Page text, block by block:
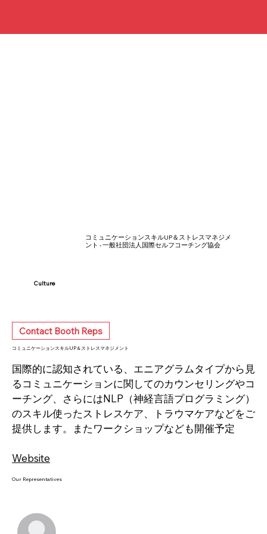
コミュニケーションスキルUP＆ストレスマネジメ
ント - 一般社団法人国際セルフコーチング協会
Culture
Contact Booth Reps
コミュニケーションスキルUP＆ストレスマネジメント
国際的に認知されている、エニアグラムタイプから見
るコミュニケーションに関してのカウンセリングやコ
ーチング、さらにはNLP（神経言語プログラミング）
のスキル使ったストレスケア、トラウマケアなどをご
提供します。またワークショップなども開催予定
Website
Our Representatives